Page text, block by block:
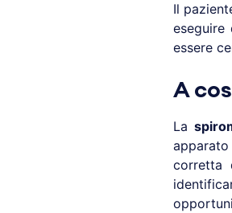
Il
essere
A
La
corretta